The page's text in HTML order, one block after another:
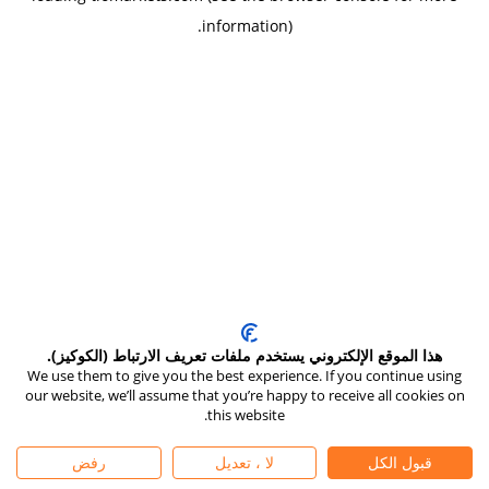
information)
.
هذا الموقع الإلكتروني يستخدم ملفات تعريف الارتباط (الكوكيز).
We use them to give you the best experience. If you continue using
our website, we’ll assume that you’re happy to receive all cookies on
this website.
قبول الكل لا ، تعديل رفض